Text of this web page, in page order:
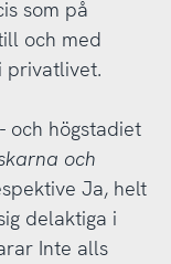
som på
och med
privatlivet.
och högstadiet
och
Ja, helt
delaktiga i
Inte alls